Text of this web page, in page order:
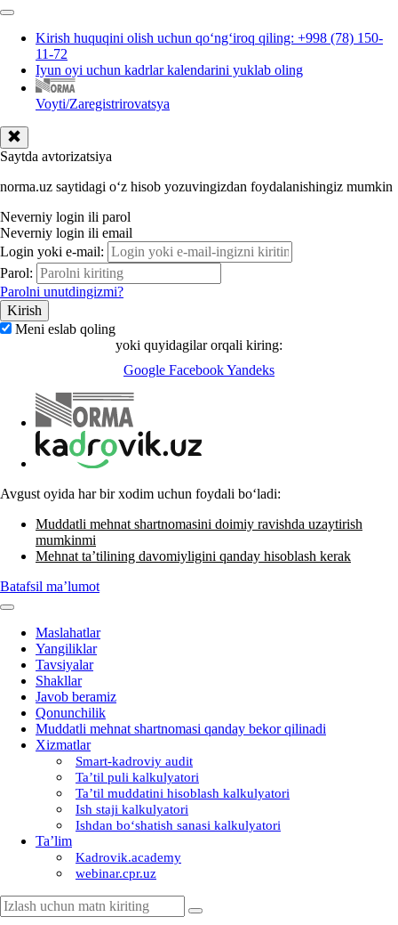
Kirish huquqini olish uchun qoʻngʻiroq qiling: +998 (78) 150-
11-72
Iyun oyi uchun kadrlar kalendarini yuklab oling
Voyti/Zaregistrirovatsya
Saytda avtorizatsiya
norma.uz saytidagi oʻz hisob yozuvingizdan foydalanishingiz mumkin
Neverniy login ili parol
Neverniy login ili email
Login yoki e-mail:
Parol:
Parolni unutdingizmi?
Meni eslab qoling
yoki quyidagilar orqali kiring:
Google FacebookYandeks
Avgust oyida har bir хodim uchun foydali boʻladi:
Muddatli mehnat shartnomasini doimiy ravishda uzaytirish
mumkinmi
Mehnat ta’tilining davomiyligini qanday hisoblash kerak
Batafsil ma’lumot
Maslahatlar
Yangiliklar
Tavsiyalar
Shakllar
Javob beramiz
Qonunchilik
Muddatli mehnat shartnomasi qanday bekor qilinadi
Xizmatlar
Smart-kadroviy audit
Ta’til puli kalkulyatori
Ta’til muddatini hisoblash kalkulyatori
Ish staji kalkulyatori
Ishdan boʻshatish sanasi kalkulyatori
Ta’lim
Kadrovik.academy
webinar.cpr.uz